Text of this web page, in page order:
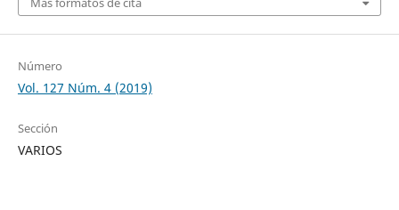
Número
Vol. 127 Núm. 4 (2019)
Sección
VARIOS